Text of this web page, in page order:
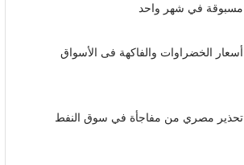
مسبوقة في شهر واحد
أسعار الخضراوات والفاكهة فى الأسواق
تحذير مصري من مفاجأة في سوق النفط